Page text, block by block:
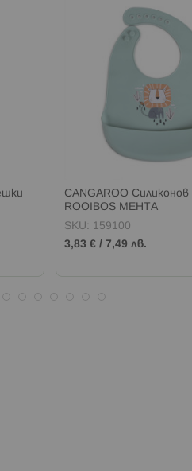
CANGAROO Силиконов
ROOIBOS МЕНТА
SKU: 159100
3,83 € / 7,49 лв.